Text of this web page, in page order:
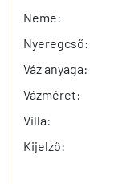
Neme:
Nyeregcső:
Váz anyaga:
Vázméret:
Villa:
Kijelző: